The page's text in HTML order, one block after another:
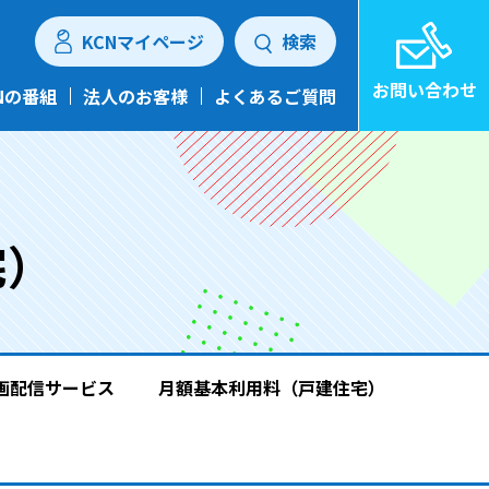
の番組 法人のお客様 よくあるご質問
検索
KCNマイページ
お問い合わせ
配信サービス 月額基本利用料（戸建住宅）